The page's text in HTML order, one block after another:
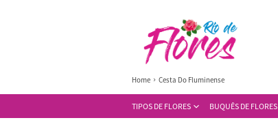
TIPOS DE FLORES BUQUÊS DE FLORES
Home Cesta Do Fluminense